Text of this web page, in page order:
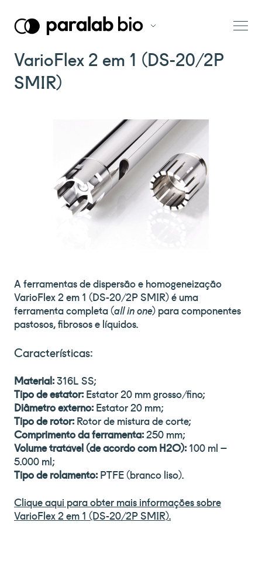
VarioFlex 2 em 1 (DS-20/2P
SMIR)
A ferramentas de dispersão e homogeneização
VarioFlex 2 em 1 (DS-20/2P SMIR) é uma
ferramenta completa (all in one) para componentes
pastosos, fibrosos e líquidos.
Características:
Material:316L SS;
Tipo de estator:Estator 20 mm grosso/fino;
Diâmetro externo:Estator 20 mm;
Tipo de rotor:Rotor de mistura de corte;
Comprimento da ferramenta:250 mm;
Volume tratável (de acordo com H2O):100 ml –
5.000 ml;
Tipo de rolamento:PTFE (branco liso).
Clique aqui para obter mais informações sobre
VarioFlex 2 em 1 (DS-20/2P SMIR).